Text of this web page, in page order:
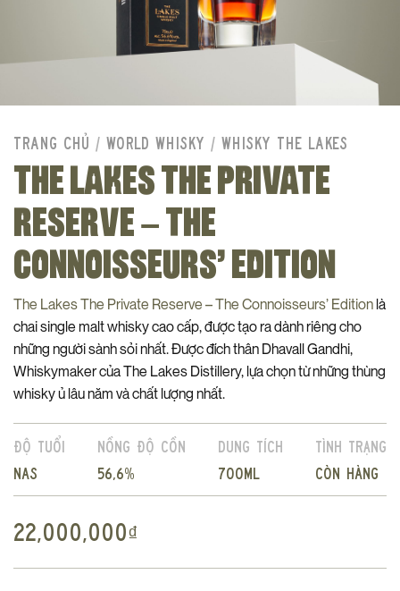
TRANG CHỦ / WORLD WHISKY / WHISKY THE LAKES
THE LAKES THE PRIVATE
RESERVE – THE
CONNOISSEURS’ EDITION
The Lakes The Private Reserve – The Connoisseurs’ Editionlà
chai single malt whisky cao cấp, được tạo ra dành riêng cho
những người sành sỏi nhất. Được đích thân Dhavall Gandhi,
Whiskymaker của The Lakes Distillery, lựa chọn từ những thùng
whisky ủ lâu năm và chất lượng nhất.
Độ tuổi
NAS
Nồng độ cồn
56,6%
Dung tích
700ml
Tình trạng
Còn hàng
22,000,000₫